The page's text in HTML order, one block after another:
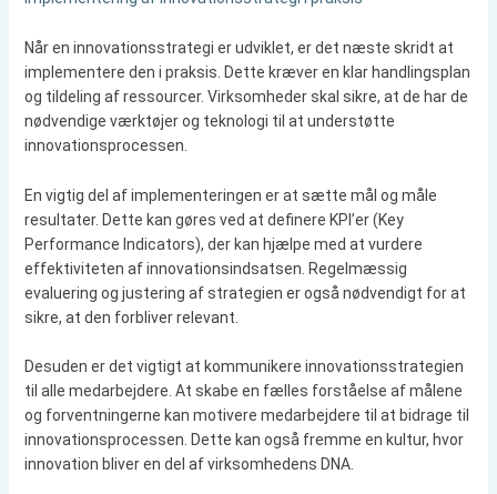
Når en innovationsstrategi er udviklet, er det næste skridt at
implementere den i praksis. Dette kræver en klar handlingsplan
og tildeling af ressourcer. Virksomheder skal sikre, at de har de
nødvendige værktøjer og teknologi til at understøtte
innovationsprocessen.
En vigtig del af implementeringen er at sætte mål og måle
resultater. Dette kan gøres ved at definere KPI’er (Key
Performance Indicators), der kan hjælpe med at vurdere
effektiviteten af innovationsindsatsen. Regelmæssig
evaluering og justering af strategien er også nødvendigt for at
sikre, at den forbliver relevant.
Desuden er det vigtigt at kommunikere innovationsstrategien
til alle medarbejdere. At skabe en fælles forståelse af målene
og forventningerne kan motivere medarbejdere til at bidrage til
innovationsprocessen. Dette kan også fremme en kultur, hvor
innovation bliver en del af virksomhedens DNA.